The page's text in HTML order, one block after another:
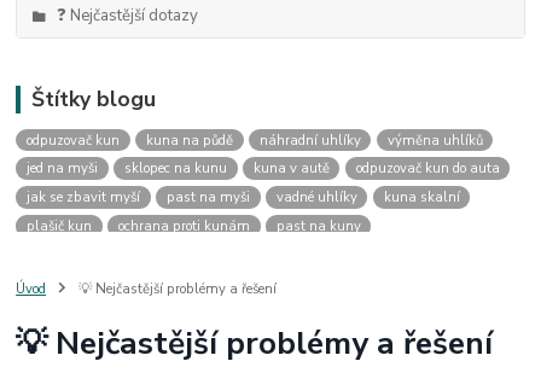
❓ Nejčastější dotazy
Štítky blogu
odpuzovač kun kuna na půdě náhradní uhlíky
výměna uhlíků
jed na myši
sklopec na kunu kuna v autě
odpuzovač kun do auta
jak se zbavit myší
past na myši vadné uhlíky
kuna skalní
plašič kun
ochrana proti kunám
past na kuny
past na kunu
myši v domě odpuzovač myší
štěnice
štěnice v hotelu jak se zbavit kuny
kuna ve střeše
Úvod 💡 Nejčastější problémy a řešení
💡 Nejčastější problémy a řešení